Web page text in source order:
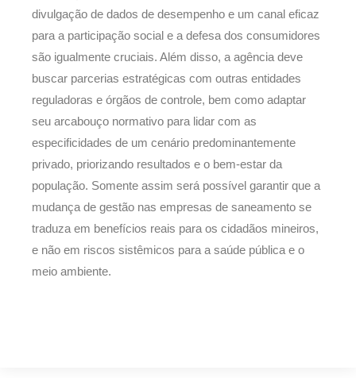
divulgação de dados de desempenho e um canal eficaz
para a participação social e a defesa dos consumidores
são igualmente cruciais. Além disso, a agência deve
buscar parcerias estratégicas com outras entidades
reguladoras e órgãos de controle, bem como adaptar
seu arcabouço normativo para lidar com as
especificidades de um cenário predominantemente
privado, priorizando resultados e o bem-estar da
população. Somente assim será possível garantir que a
mudança de gestão nas empresas de saneamento se
traduza em benefícios reais para os cidadãos mineiros,
e não em riscos sistêmicos para a saúde pública e o
meio ambiente.